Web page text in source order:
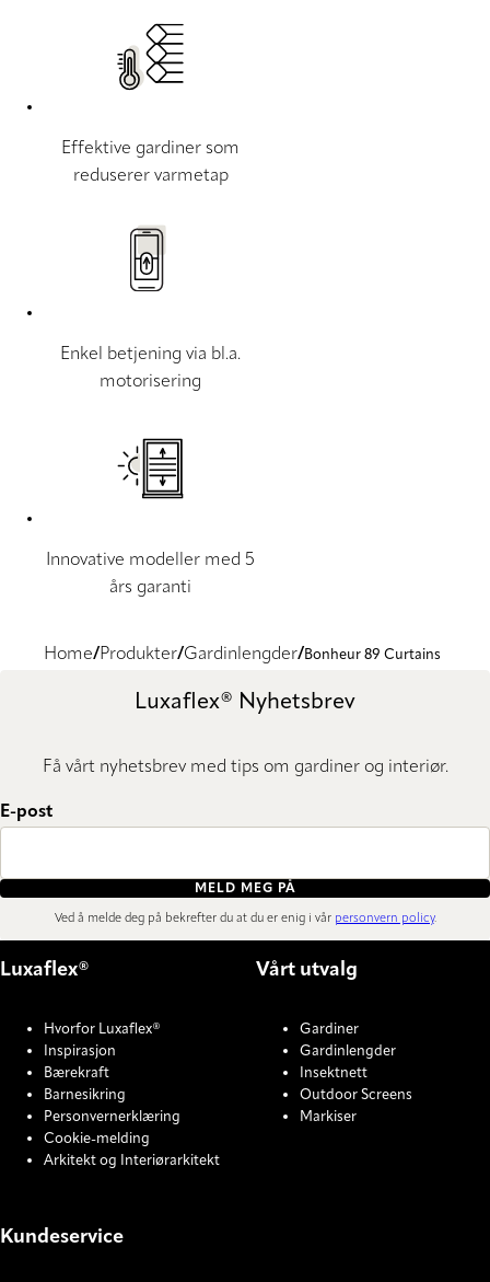
Effektive gardiner som
reduserer varmetap
Enkel betjening via bl.a.
motorisering
Innovative modeller med 5
års garanti
Home Produkter Gardinlengder Bonheur 89 Curtains
Luxaflex® Nyhetsbrev
Få vårt nyhetsbrev med tips om gardiner og interiør.
E-post
MELD MEG PÅ
Ved å melde deg på bekrefter du at du er enig i vår personvern policy.
Luxaflex®
Hvorfor Luxaflex®
Inspirasjon
Bærekraft
Barnesikring
Personvernerklæring
Cookie-melding
Arkitekt og Interiørarkitekt
Vårt utvalg
Gardiner
Gardinlengder
Insektnett
Outdoor Screens
Markiser
Kundeservice